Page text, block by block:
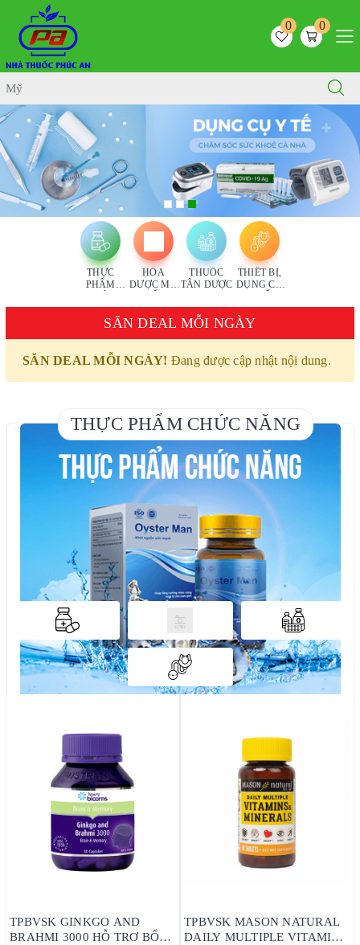
0
0
THỰC
PHẨM
NĂNG
HÓA
DƯỢC MỸ
THUỐC
TÂN DƯỢC
THIẾT BỊ,
DỤNG CỤ
SĂN DEAL MỖI NGÀY
SĂN DEAL MỖI NGÀY! Đang được cập nhật nội dung.
THỰC PHẨM CHỨC NĂNG
TPBVSK GINKGO AND
BRAHMI 3000 HỖ TRỢ BỔ
TPBVSK MASON NATURAL
DAILY MULTIPLE VITAMINS